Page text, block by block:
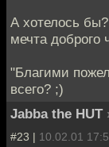
А хотелось
мечта доброго
"Благими
всего? ;)
Jabba the HUT
#23 | 10.02.01